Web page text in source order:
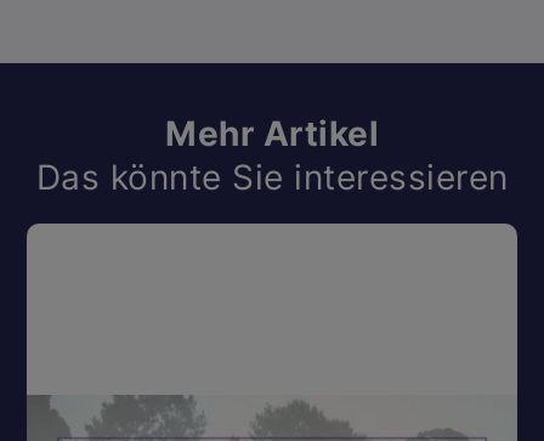
Mehr Artikel
Das könnte Sie interessieren